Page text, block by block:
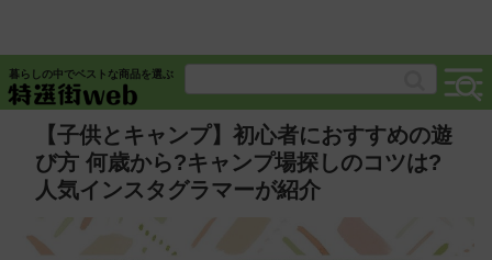
暮らしの中でベストな商品を選ぶ
【子供とキャンプ】初心者におすすめの遊
び方 何歳から?キャンプ場探しのコツは?
人気インスタグラマーが紹介